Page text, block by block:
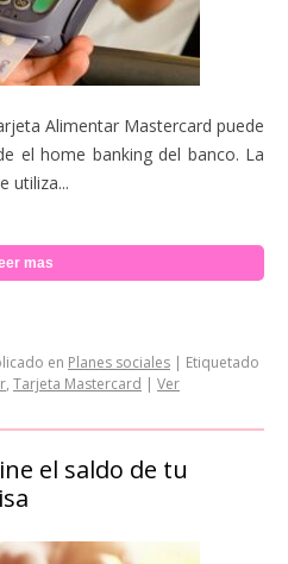
Alimentar Mastercard puede
el home banking del banco. La
utiliza...
mas
en Planes sociales | Etiquetado
, Tarjeta Mastercard | Ver
el saldo de tu